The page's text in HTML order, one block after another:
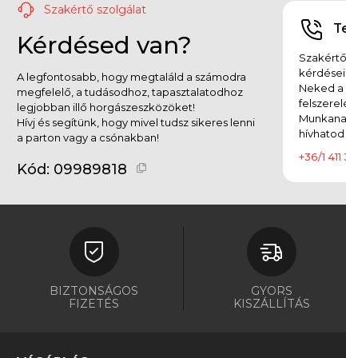
Horog (360)
Kapocs, Forgó, Gyorskapocs, Not a Knot
Kesztyű (1)
Körforgó villantó (27)
Krimpelő cső (1)
Mérleg, mérőszalag
Műcsalis doboz (20)
Pergető táska
Szakértő szolgálat
Kérdésed van?
A legfontosabb, hogy megtaláld a számodra
megfelelő, a tudásodhoz, tapasztalatodhoz
legjobban illő horgászeszközöket!
Hívj és segítünk, hogy mivel tudsz sikeres lenni
a parton vagy a csónakban!
Kód: 09989818
Neked a
hívhatod
+36/1 411
BIZTONSÁGOS
FIZETÉS
GYORS
KISZÁLLÍTÁS